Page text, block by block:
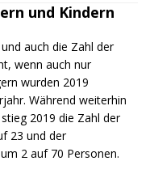
und Kindern
auch die Zahl der
wenn auch nur
wurden 2019
Während weiterhin
2019 die Zahl der
23 und der
2 auf 70 Personen.